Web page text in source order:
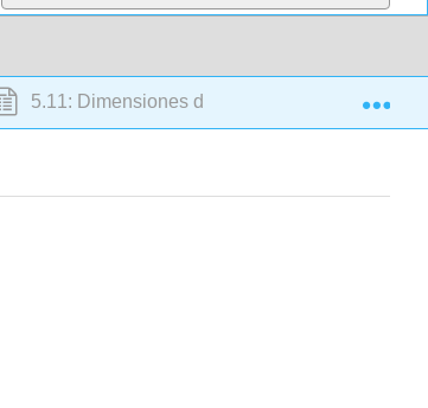
5.11: Dimensiones desconocidas de los